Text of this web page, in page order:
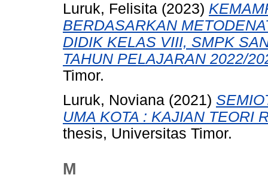
Luruk, Felisita (2023)
BERDASARKAN
DIDIK KELAS VIII, SMPK
TAHUN PELAJARAN 2022/
Timor.
Luruk, Noviana (2021)
UMA KOTA : KAJIAN TEORI
thesis, Universitas Timor.
M